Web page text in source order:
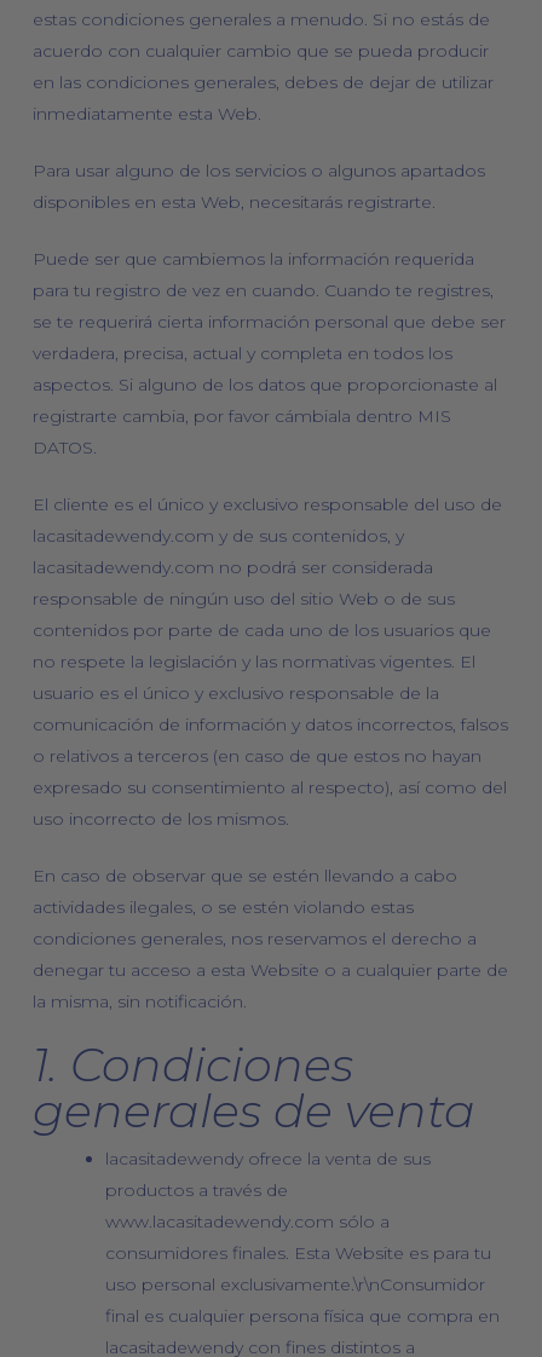
estas condiciones generales a menudo. Si no estás de
acuerdo con cualquier cambio que se pueda producir
en las condiciones generales, debes de dejar de utilizar
inmediatamente esta Web.
Para usar alguno de los servicios o algunos apartados
disponibles en esta Web, necesitarás registrarte.
Puede ser que cambiemos la información requerida
para tu registro de vez en cuando. Cuando te registres,
se te requerirá cierta información personal que debe ser
verdadera, precisa, actual y completa en todos los
aspectos. Si alguno de los datos que proporcionaste al
registrarte cambia, por favor cámbiala dentro MIS
DATOS.
El cliente es el único y exclusivo responsable del uso de
lacasitadewendy.com y de sus contenidos, y
lacasitadewendy.com no podrá ser considerada
responsable de ningún uso del sitio Web o de sus
contenidos por parte de cada uno de los usuarios que
no respete la legislación y las normativas vigentes. El
usuario es el único y exclusivo responsable de la
comunicación de información y datos incorrectos, falsos
o relativos a terceros (en caso de que estos no hayan
expresado su consentimiento al respecto), así como del
uso incorrecto de los mismos.
En caso de observar que se estén llevando a cabo
actividades ilegales, o se estén violando estas
condiciones generales, nos reservamos el derecho a
denegar tu acceso a esta Website o a cualquier parte de
la misma, sin notificación.
1. Condiciones
generales de venta
lacasitadewendy ofrece la venta de sus
productos a través de
www.lacasitadewendy.com sólo a
consumidores finales. Esta Website es para tu
uso personal exclusivamente.\r\nConsumidor
final es cualquier persona física que compra en
lacasitadewendy con fines distintos a